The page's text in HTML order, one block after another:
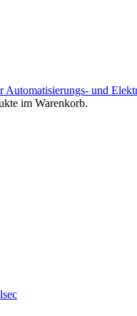
Automatisierungs- und
im Warenkorb.